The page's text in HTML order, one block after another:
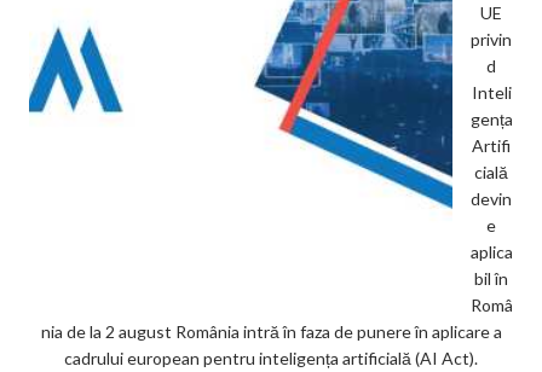
UE
privin
d
Inteli
gența
Artifi
cială
devin
e
aplica
bil în
Româ
nia de la 2 august România intră în faza de punere în aplicare a
cadrului european pentru inteligența artificială (AI Act).